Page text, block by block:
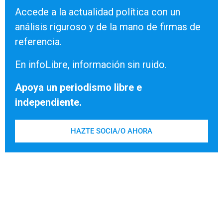
Accede a la actualidad política con un
análisis riguroso y de la mano de firmas de
referencia.
En infoLibre, información sin ruido.
Apoya un periodismo libre e
independiente.
HAZTE SOCIA/O AHORA